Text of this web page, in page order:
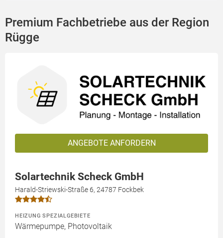
Premium Fachbetriebe aus der Region
Rügge
ANGEBOTE ANFORDERN
Solartechnik Scheck GmbH
Harald-Striewski-Straße 6, 24787 Fockbek
HEIZUNG SPEZIALGEBIETE
Wärmepumpe, Photovoltaik